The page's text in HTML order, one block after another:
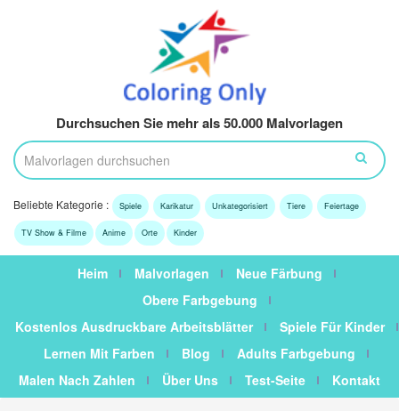
Durchsuchen Sie mehr als 50.000 Malvorlagen
Beliebte Kategorie : Spiele Karikatur Unkategorisiert Tiere Feiertage
TV Show & Filme Anime Orte Kinder
Heim Malvorlagen
Neue Färbung
Obere Farbgebung
Kostenlos Ausdruckbare Arbeitsblätter
Spiele Für Kinder
Lernen Mit Farben
Blog
Adults Farbgebung
Malen Nach Zahlen
Über Uns Test-Seite Kontakt